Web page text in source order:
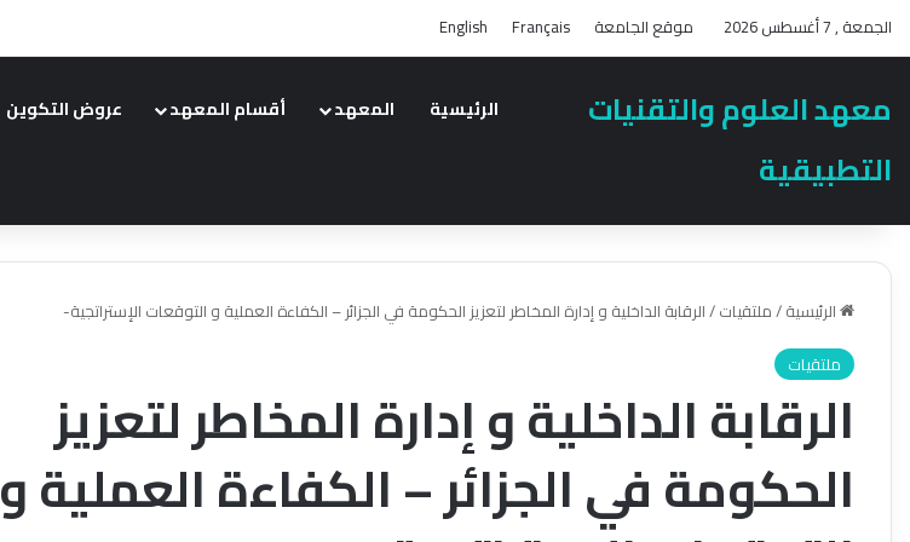
الجمعة , 7 أغسطس 2026 موقع الجامعة Français
English
معهد العلوم والتقنيات
التطبيقية
الرئيسية المعهد أقسام المعهد عروض التكوين
الرئيسية/ملتقيات/الرقابة الداخلية و إدارة المخاطر لتعزيز الحكومة في الجزائر – الكفاءة العملية و التوقعات الإستراتجية-
ملتقيات
الرقابة الداخلية و إدارة المخاطر لتعزيز
الحكومة في الجزائر – الكفاءة العملية و